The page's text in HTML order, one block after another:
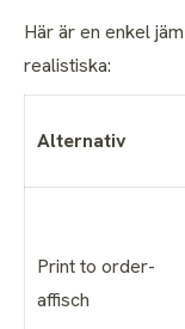
Här är en enkel
realistiska:
Alternativ
Print to order-
affisch